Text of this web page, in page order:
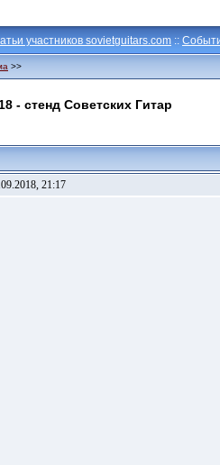
участников sovietguitars.com ::
>>
- стенд Советских Гитар
21:17